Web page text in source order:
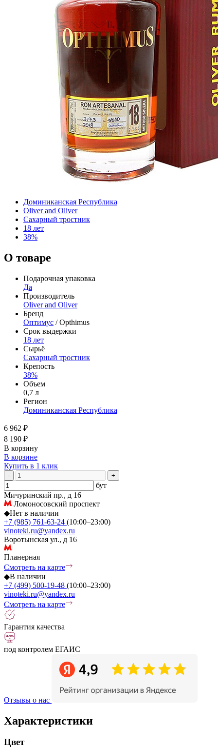
Доминиканская Республика
Oliver and Oliver
Сахарный тростник
18 лет
38%
О товаре
Подарочная упаковка
Да
Производитель
Oliver and Oliver
Бренд
Оптимус / Opthimus
Срок выдержки
18 лет
Сырьё
Сахарный тростник
Крепость
38%
Объем
0,7 л
Регион
Доминиканская Республика
6 962 ₽
8 190 ₽
В корзину
В корзине
Купить в 1 клик
- +
бут
Мичуринский пр., д 16
Ломоносовский проспект
◆Нет в наличии
+7 (985) 761-63-24 (10:00–23:00)
vinoteki.ru@yandex.ru
Воротынская ул., д 16
Планерная
Смотреть на карте
◆В наличии
+7 (499) 500-19-48 (10:00–23:00)
vinoteki.ru@yandex.ru
Смотреть на карте
Гарантия качества
под контролем ЕГАИС
Отзывы о нас
Характеристики
Цвет